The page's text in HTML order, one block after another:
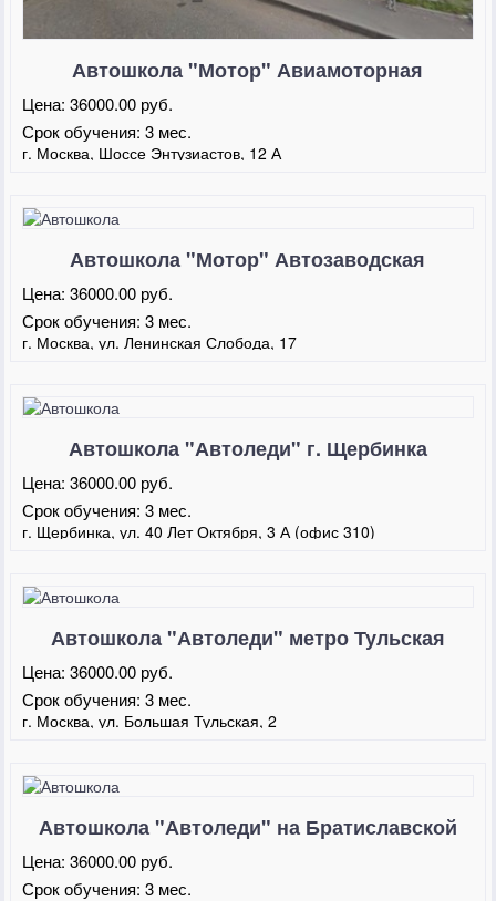
Автошкола "Мотор" Авиамоторная
Цена:36000.00 руб.
Срок обучения:3 мес.
г. Москва, Шоссе Энтузиастов, 12 А
Автошкола "Мотор" Автозаводская
Цена:36000.00 руб.
Срок обучения:3 мес.
г. Москва, ул. Ленинская Слобода, 17
Автошкола "Автоледи" г. Щербинка
Цена:36000.00 руб.
Срок обучения:3 мес.
г. Щербинка, ул. 40 Лет Октября, 3 А (офис 310)
Автошкола "Автоледи" метро Тульская
Цена:36000.00 руб.
Срок обучения:3 мес.
г. Москва, ул. Большая Тульская, 2
Автошкола "Автоледи" на Братиславской
Цена:36000.00 руб.
Срок обучения:3 мес.